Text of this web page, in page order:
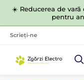
☀️ Reducerea de vară
pentru
Scrieți-ne